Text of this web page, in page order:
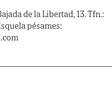
de la Libertad, 13. Tfn.:
pésames: